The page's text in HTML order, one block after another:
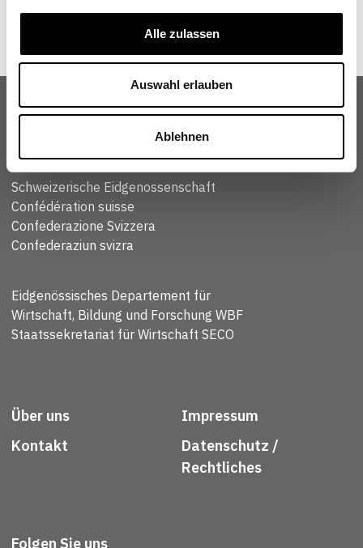
Alle zulassen
Auswahl erlauben
Ablehnen
Schweizerische Eidgenossenschaft
Confédération suisse
Confederazione Svizzera
Confederaziun svizra
Eidgenössisches Departement für
Wirtschaft, Bildung und Forschung WBF
Staatssekretariat für Wirtschaft SECO
Über uns
Kontakt
Impressum
Datenschutz /
Rechtliches
Folgen Sie uns